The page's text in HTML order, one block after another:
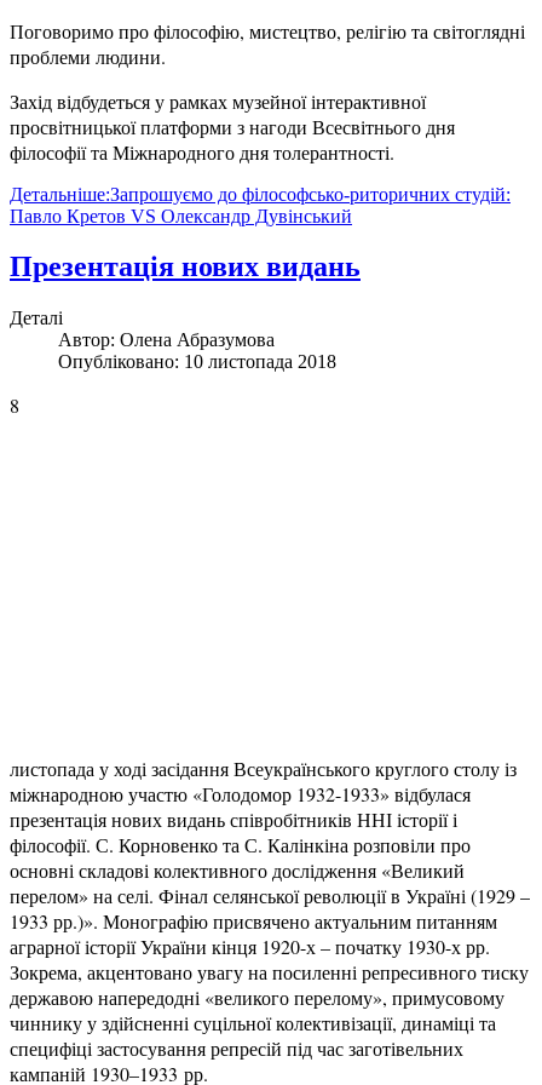
Поговоримо про філософію, мистецтво, релігію та світоглядні
проблеми людини.
Захід відбудеться у рамках музейної інтерактивної
просвітницької платформи з нагоди Всесвітнього дня
філософії та Міжнародного дня толерантності.
Детальніше:Запрошуємо до філософсько-риторичних студій:
Павло Кретов VS Олександр Дувінський
Презентація нових видань
Деталі
Автор: Олена Абразумова
Опубліковано: 10 листопада 2018
8
листопада у ході засідання Всеукраїнського круглого столу із
міжнародною участю «Голодомор 1932-1933» відбулася
презентація нових видань співробітників ННІ історії і
філософії. С. Корновенко та С. Калінкіна розповіли про
основні складові колективного дослідження «Великий
перелом» на селі. Фінал селянської революції в Україні (1929 –
1933 рр.)». Монографію присвячено актуальним питанням
аграрної історії України кінця 1920-х – початку 1930-х рр.
Зокрема, акцентовано увагу на посиленні репресивного тиску
державою напередодні «великого перелому», примусовому
чиннику у здійсненні суцільної колективізації, динаміці та
специфіці застосування репресій під час заготівельних
кампаній 1930–1933 рр.